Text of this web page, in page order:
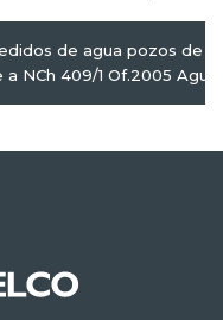
de agua pozos de
NCh 409/1 Of.2005